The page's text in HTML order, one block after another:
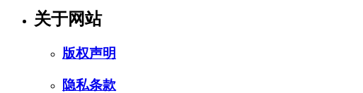
关于网站
版权声明
隐私条款